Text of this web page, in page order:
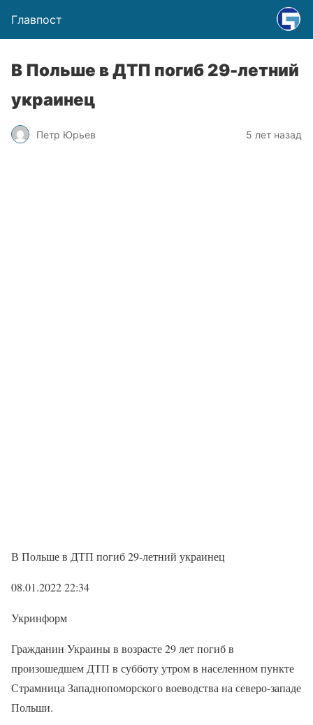
Главпост
В Польше в ДТП погиб 29-летний
украинец
Петр Юрьев 5 лет назад
В Польше в ДТП погиб 29-летний украинец
08.01.2022 22:34
Укринформ
Гражданин Украины в возрасте 29 лет погиб в
произошедшем ДТП в субботу утром в населенном пункте
Страмница Западнопоморского воеводства на северо-западе
Польши.